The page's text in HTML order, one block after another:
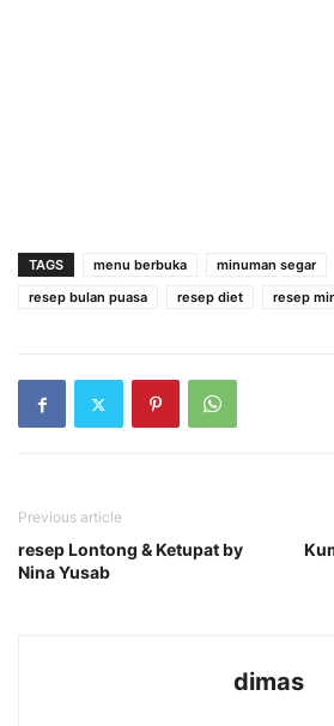
TAGS menu berbuka minuman segar
resep bulan puasa
resep diet resep
Previous article
resep Lontong & Ketupat by
Nina Yusab
dimas